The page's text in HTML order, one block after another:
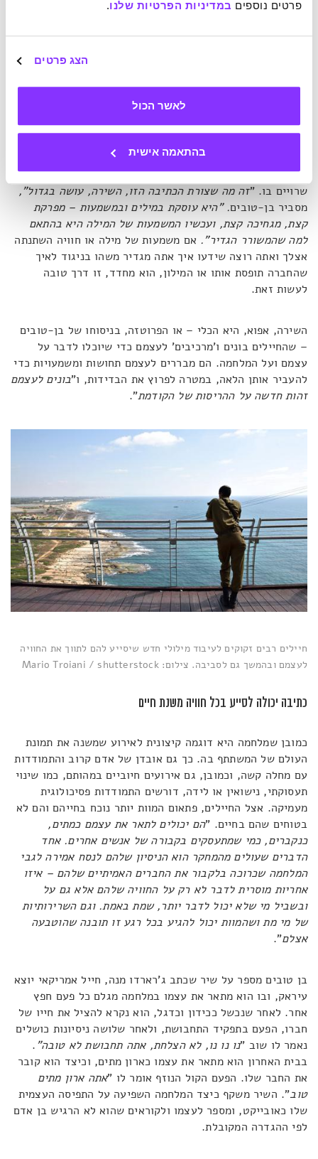
פרטים נוספים במדיניות הפרטיות שלנו.
הצג פרטים
לאשר הכול
בהתאמה אישית
ועם זה התערער גם משהו ביכולת לתאר את עצמם. "התוצאה
נוצר פער משמעותי בין הסביבה שחושבת
שהכול בסדר ובין אדם שמרגיש שהכול לא בסדר אבל לא מסוגל
לכך מתווספת
לכן חלקם פנו לכתיבה, כדי לחקור עבור עצמם, לפני הכול, את
החוויה שעברו ואת הרגשות, וכדי לשבור את הבידוד שהם
שרויים בו. "זה מה שצורת הכתיבה הזו, השירה, עושה בגדול",
מסביר בן-טובים. "היא עוסקת במילים ובמשמעות – מפרקת
קצת, מגחיכה קצת, ועכשיו המשמעות של המילה היא בהתאם
למה שהמשורר הגדיר". אם משמעות של מילה או חוויה השתנתה
אצלך ואתה רוצה שידעו איך אתה מגדיר משהו בניגוד לאיך
שהחברה תופסת אותו או המילון, הוא מחדד, זו דרך טובה
לעשות זאת.
השירה, אפוא, היא הכלי – או הפרוטזה, בניסוחו של בן-טובים
– שהחיילים בונים ו'מרכיבים' לעצמם כדי שיוכלו לדבר על
עצמם ועל המלחמה. הם מבררים לעצמם תחושות ומשמעויות כדי
להעביר אותן הלאה, במטרה לפרוץ את הבדידות, ו"בונים לעצמם
זהות חדשה על ההריסות של הקודמת".
חיילים רבים זקוקים לעיבוד מילולי חדש שיסייע להם לתווך את החוויה
לעצמם ובהמשך גם לסביבה. צילום: Mario Troiani / shutterstock
כתיבה יכולה לסייע בכל חוויה משנת חיים
כמובן שמלחמה היא דוגמה קיצונית לאירוע שמשנה את תמונת
העולם של המשתתף בה. כך גם אובדן של אדם קרוב והתמודדות
עם מחלה קשה, וכמובן, גם אירועים חיוביים במהותם, כמו שינוי
תעסוקתי, נישואין או לידה, דורשים התמודדות פסיכולוגית
מעמיקה. אצל החיילים, פתאום המוות יותר נוכח בחייהם והם לא
בטוחים שהם בחיים. "הם יכולים לתאר את עצמם כמתים,
כנקברים, כמי שמתעסקים בקבורה של אנשים אחרים. אחד
הדברים שעולים מהמחקר הוא הניסיון שלהם לנסח אמירה לגבי
המלחמה שכרוכה בלקבור את החברים האמיתיים שלהם – איזו
אחריות מוסרית לדבר לא רק על החוויה שלהם אלא גם על
ובשביל מי שלא יכול לדבר יותר, שמת באמת. וגם השרירותיות
של מי מת ושהמוות יכול להגיע בכל רגע זו תובנה שהוטבעה
אצלם".
בן טובים מספר על שיר שכתב ג'רארדו מנה, חייל אמריקאי יוצא
עיראק, ובו הוא מתאר את עצמו במלחמה מגלם כל פעם חפץ
אחר. לאחר שנכשל ככידון וכדגל, הוא נקרא להציל את חייו של
חברו, הפעם בתפקיד התחבושת, ולאחר שלושה ניסיונות כושלים
נאמר לו שוב "נו נו נו, לא הצלחת, אתה תחבושת לא טובה".
בבית האחרון הוא מתאר את עצמו כארון מתים, וכיצד הוא קובר
את החבר שלו. הפעם הקול הנוזף אומר לו "אתה ארון מתים
טוב". השיר משקף כיצד המלחמה השפיעה על התפיסה העצמית
שלו כאובייקט, ומספר לעצמו ולקוראים שהוא לא הרגיש בן אדם
לפי ההגדרה המקובלת.